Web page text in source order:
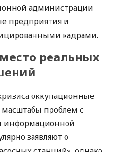
администрации
предприятия и
кадрами.
реальных
оккупационные
масштабы проблем с
информационной
заявляют о